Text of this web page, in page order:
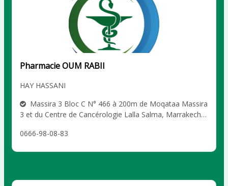
Pharmacie OUM RABII
HAY HASSANI
Massira 3 Bloc C N° 466 à 200m de Moqataa Massira
3 et du Centre de Cancérologie Lalla Salma, Marrakech
0666-98-08-83